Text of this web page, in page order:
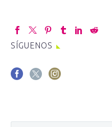
SÍGUENOS